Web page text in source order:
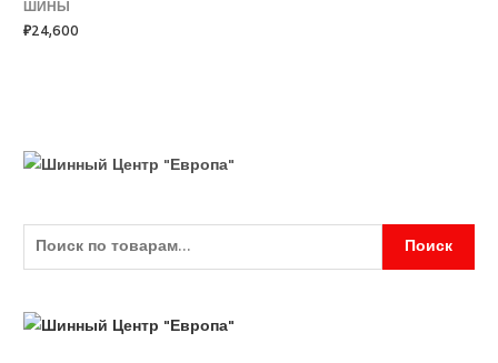
ШИНЫ
₽24,600
Поиск